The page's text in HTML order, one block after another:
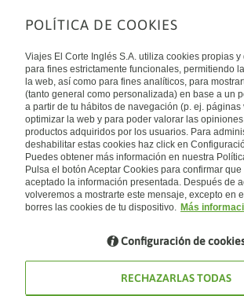
Sobre nosotros
Quiénes somos
Financiación
Sostenibilidad
Turismo accesible
Tarjeta El Corte Inglés
Trabaja con nosotros
El Corte Inglés
Canal Ético
Enlaces de interés
Guías de viaje
Catálogos
Auto check-in
Condiciones Generales
Política de privacidad
Política de cookies
Accesibilidad
Empresas/ Grupos
Internacional
España
Visita nuestro blog
Blog de Viajes el Corte inglés
POLÍTICA DE COOKIES
Viajes El Corte Inglés S.A. utiliza cookies propias y
para fines estrictamente funcionales, permitiendo
la web, así como para fines analíticos, para
(tanto general como personalizada) en base a un
a partir de tu hábitos de navegación (p. ej. páginas
optimizar la web y para poder valorar las
productos adquiridos por los usuarios. Para
deshabilitar estas cookies haz click en
Puedes obtener más información en nuestra
Pulsa el botón Aceptar Cookies para confirmar
aceptado la información presentada. Después de
volveremos a mostrarte este mensaje, excepto en
borres las cookies de tu dispositivo. Más
Configuración de
RECHAZARLAS TODAS